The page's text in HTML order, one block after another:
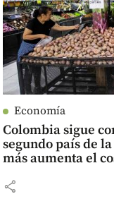
Economía
Colombia sigue
segundo país de
más aumenta el
share